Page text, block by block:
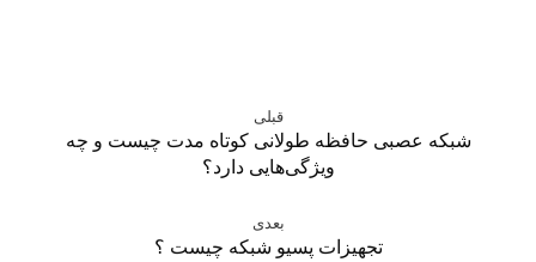
قبلی
شبکه عصبی حافظه طولانی کوتاه مدت چیست و چه
ویژگی‌هایی دارد؟
بعدی
تجهیزات پسیو شبکه چیست ؟